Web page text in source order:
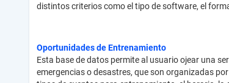
distintos criterios como el tipo de software, el
Oportunidades de Entrenamiento
Esta base de datos permite al usuario ojear una
emergencias o desastres, que son organizadas